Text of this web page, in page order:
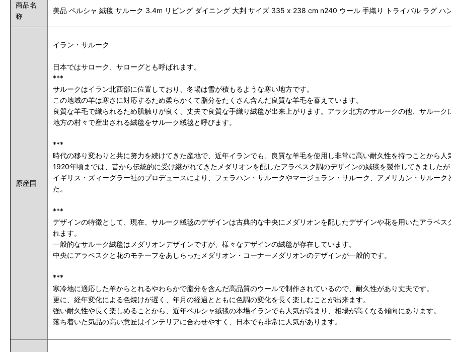
商品名
称
美品 ペルシャ 絨毯 サルーク 3.4m リビング ダイニング 大判 サイズ 335 x 238 cm n240 ウール 手織り トライバル ラグ ハ
原産国
イラン・サルーク
日本ではサローク、サローグとも呼ばれます。
***
サルークはイラン北西部に位置しており、冬場は雪が積もるような寒い地方です。
この地域の羊は寒さに対応するため柔らかくて脂分をたくさん含んだ良質な羊毛を蓄えています。
良質な羊毛で織られるため肌触りが良く、丈夫で良質な手織り絨毯が出来上がります。アラク北方のサルークの他、サルー
地方の村々で産出される絨毯をサルーク絨毯と呼びます。
***
時代の移り変わりと共に努力を続けてきた産地で、近年イランでも、良質な羊毛を使用し非常に高い耐久性を持つことから人
1920年頃までは、昔から伝統的に受け継がれてきたメダリオンを配したアラベスク調のデザインの絨毯を製作してきました
イギリス・ズィーグラー社のプロデュースにより、フェラハン・サルークやマージュラン・サルーク、アメリカン・サルー
た。
***
デザインの特徴として、現在、サルーク絨毯のデザインは古典的な中央にメダリオンを配したデザインや花を用いたアラベス
れます。
一般的なサルーク絨毯はメダリオンデザインですが、様々なデザインの絨毯が存在しています。
中央にアラベスクと花のモチーフをあしらったメダリオン・コーナーメダリオンのデザインが一般的です。
***
寒冷地に適応した羊からとれるやわらかで脂分を含んだ高品質のウールで制作されているので、耐久性があり丈夫です。
更に、経年変化による色焼けが遅く、年月の経過とともに色調の変化を長く楽しむことが出来ます。
強い耐久性や長く楽しめることから、近年ペルシャ絨毯の本場イランでも人気が高まり、相場が高くなる傾向にあります。
落ち着いた気品の高い意匠はインテリアに合わせやすく、日本でも非常に人気があります。